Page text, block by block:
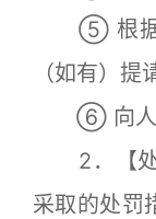
⑤ 根据与
（如有）提
⑥ 向人民
2．【处
采取的处罚